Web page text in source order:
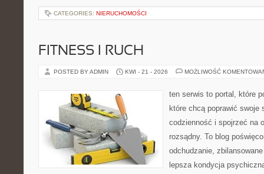
CATEGORIES: NIERUCHOMOŚCI
FITNESS I RUCH
POSTED BY ADMIN KWI - 21 - 2026 MOŻLIWOŚĆ
ten serwis to portal, które
które chcą poprawić swoje
codzienność i spojrzeć na
rozsądny. To blog
odchudzanie,
lepsza kondycja